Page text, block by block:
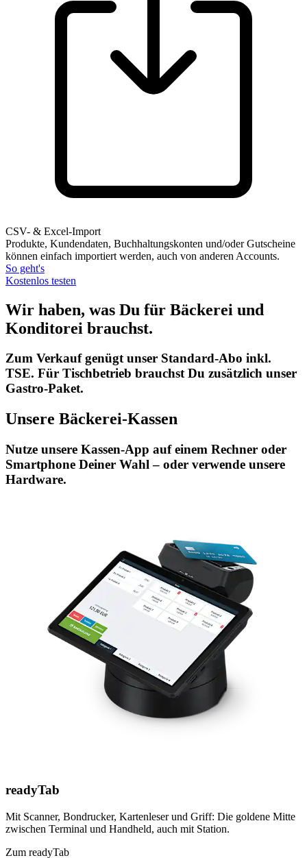
CSV- & Excel-Import
Produkte, Kundendaten, Buchhaltungskonten und/oder Gutscheine
können einfach importiert werden, auch von anderen Accounts.
So geht's
Kostenlos testen
Wir haben, was Du für Bäckerei und
Konditorei brauchst.
Zum Verkauf genügt unser Standard-Abo inkl.
TSE. Für Tischbetrieb brauchst Du zusätzlich unser
Gastro-Paket.
Unsere Bäckerei-Kassen
Nutze unsere Kassen-App auf einem Rechner oder
Smartphone Deiner Wahl – oder verwende unsere
Hardware.
readyTab
Mit Scanner, Bondrucker, Kartenleser und Griff: Die goldene Mitte
zwischen Terminal und Handheld, auch mit Station.
Zum readyTab